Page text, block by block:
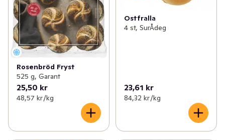
Rosenbröd Fryst
525 g, Garant
25,50 kr
48,57 kr /kg
Ostfralla
4 st, SurÅdeg
23,61 kr
84,32 kr /kg